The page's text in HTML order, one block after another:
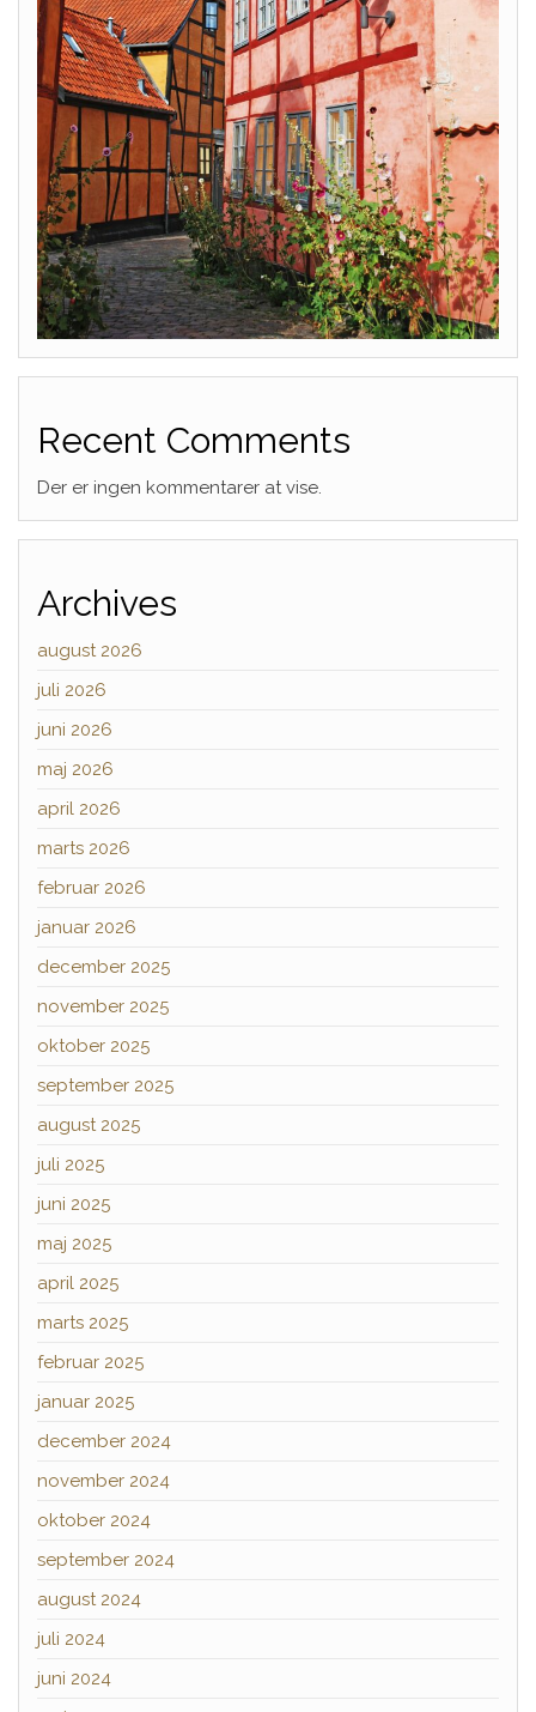
Recent Comments
Der er ingen kommentarer at vise.
Archives
august 2026
juli 2026
juni 2026
maj 2026
april 2026
marts 2026
februar 2026
januar 2026
december 2025
november 2025
oktober 2025
september 2025
august 2025
juli 2025
juni 2025
maj 2025
april 2025
marts 2025
februar 2025
januar 2025
december 2024
november 2024
oktober 2024
september 2024
august 2024
juli 2024
juni 2024